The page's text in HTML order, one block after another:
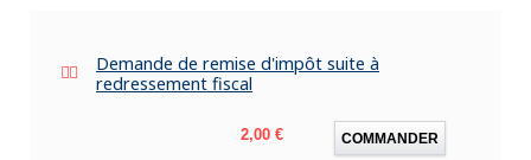
Demande de remise d'impôt suite à
redressement fiscal
Prix
2,00 € COMMANDER